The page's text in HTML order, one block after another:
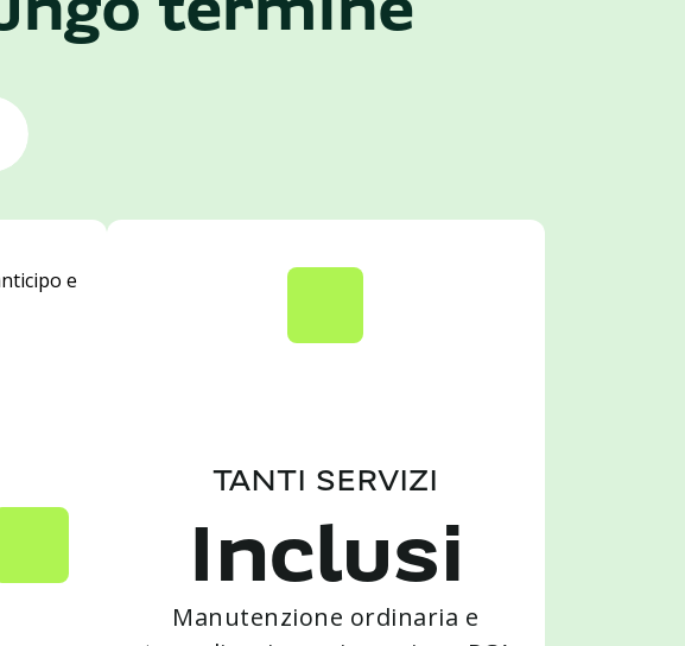
termine
e
TANTI SERVIZI
Inclusi
Manutenzione ordinaria e